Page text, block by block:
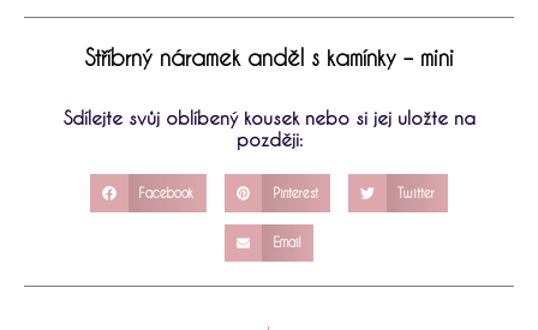
Stříbrný náramek anděl s kamínky – mini
Sdílejte svůj oblíbený kousek nebo si jej uložte na
později:
Facebook Pinterest Twitter
Email